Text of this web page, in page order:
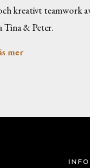
kreativt teamwork
Tina & Peter.
mer